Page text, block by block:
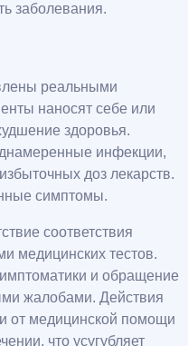
заболевания.
реальными
наносят себе или
здоровья.
инфекции,
доз лекарств.
симптомы.
соответствия
медицинских тестов.
и обращение
жалобами. Действия
от медицинской помощи
что усугубляет